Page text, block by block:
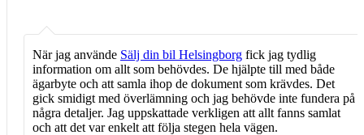
När jag använde Sälj din bil Helsingborg fick jag tydlig
information om allt som behövdes. De hjälpte till med både
ägarbyte och att samla ihop de dokument som krävdes. Det
gick smidigt med överlämning och jag behövde inte fundera på
några detaljer. Jag uppskattade verkligen att allt fanns samlat
och att det var enkelt att följa stegen hela vägen.